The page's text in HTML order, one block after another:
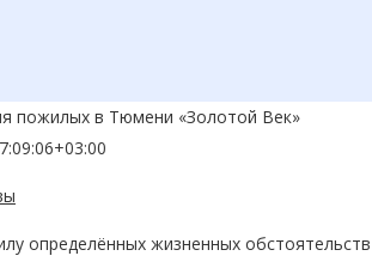
пожилых в Тюмени «Золотой Век»
определённых жизненных